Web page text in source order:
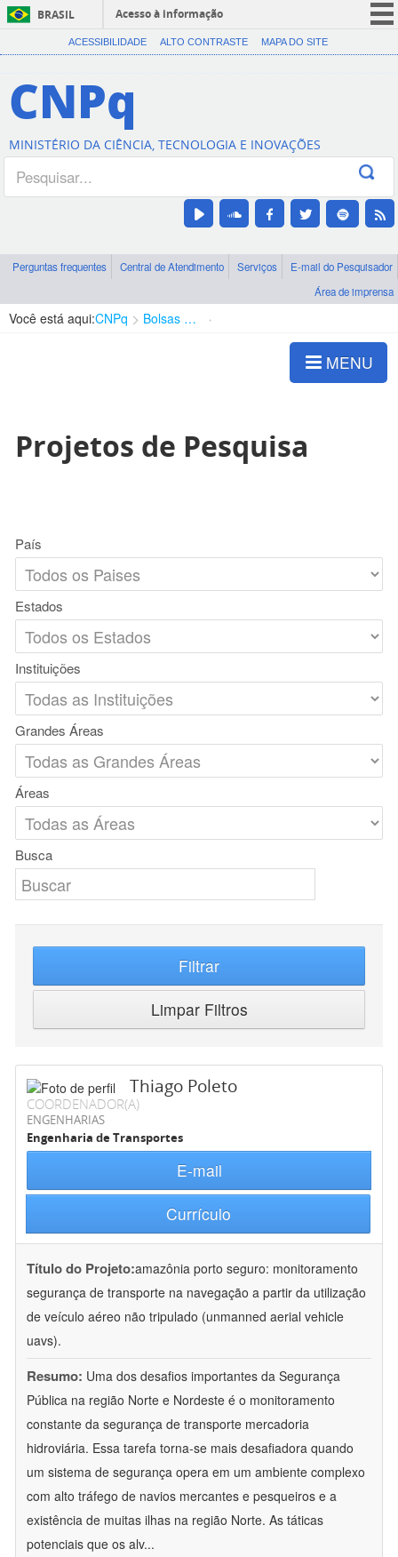
BRASIL
Acesso à informação
CORONAVÍRUS (COVID-19)
Canais
ACESSIBILIDADE ALTO CONTRASTE MAPA DO SITE
CNPq
MINISTÉRIO DA CIÊNCIA, TECNOLOGIA E INOVAÇÕES
Perguntas frequentes Central de Atendimento Serviços
E-mail do Pesquisador
Área de imprensa
Você está aqui:CNPq Bolsas e Auxílios Vigentes
MENU
Projetos de Pesquisa
País
Estados
Instituições
Grandes Áreas
Áreas
Busca
Filtrar
Limpar Filtros
Thiago Poleto
COORDENADOR(A)
ENGENHARIAS
Engenharia de Transportes
E-mail
Currículo
Título do Projeto:amazônia porto seguro: monitoramento
segurança de transporte na navegação a partir da utilização
de veículo aéreo não tripulado (unmanned aerial vehicle
uavs).
Resumo: Uma dos desafios importantes da Segurança
Pública na região Norte e Nordeste é o monitoramento
constante da segurança de transporte mercadoria
hidroviária. Essa tarefa torna-se mais desafiadora quando
um sistema de segurança opera em um ambiente complexo
com alto tráfego de navios mercantes e pesqueiros e a
existência de muitas ilhas na região Norte. As táticas
potenciais que os alv...